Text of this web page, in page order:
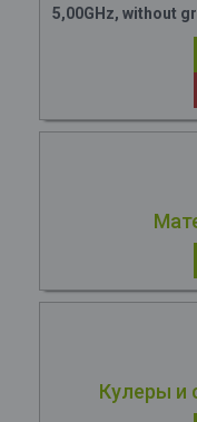
5,00GHz, without
Кулеры и